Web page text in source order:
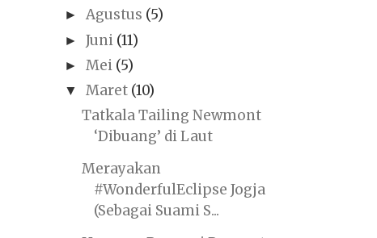
►Agustus (5)
►Juni (11)
►Mei (5)
▼ Maret (10)
Tatkala Tailing Newmont
‘Dibuang’ di Laut
Merayakan
#WonderfulEclipse Jogja
(Sebagai Suami S...